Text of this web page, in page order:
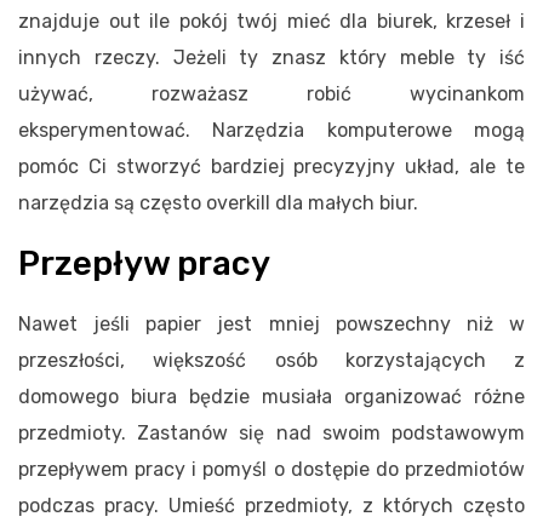
znajduje out ile pokój twój mieć dla biurek, krzeseł i
innych rzeczy. Jeżeli ty znasz który meble ty iść
używać, rozważasz robić wycinankom
eksperymentować. Narzędzia komputerowe mogą
pomóc Ci stworzyć bardziej precyzyjny układ, ale te
narzędzia są często overkill dla małych biur.
Przepływ pracy
Nawet jeśli papier jest mniej powszechny niż w
przeszłości, większość osób korzystających z
domowego biura będzie musiała organizować różne
przedmioty. Zastanów się nad swoim podstawowym
przepływem pracy i pomyśl o dostępie do przedmiotów
podczas pracy. Umieść przedmioty, z których często